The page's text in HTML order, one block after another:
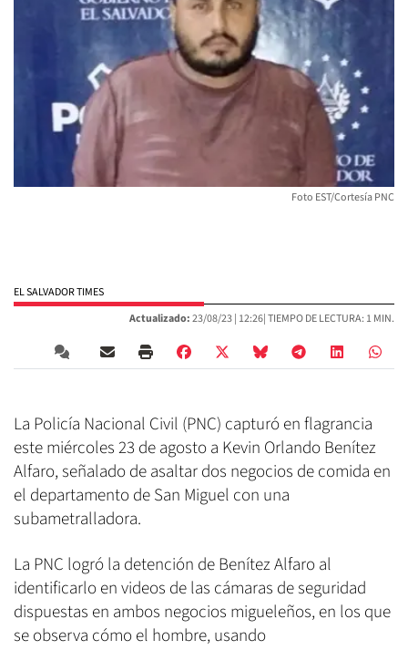
Foto EST/Cortesía PNC
EL SALVADOR TIMES
Actualizado:23/08/23 | 12:26| TIEMPO DE LECTURA: 1 MIN.
La Policía Nacional Civil (PNC) capturó en flagrancia
este miércoles 23 de agosto a Kevin Orlando Benítez
Alfaro, señalado de asaltar dos negocios de comida en
el departamento de San Miguel con una
subametralladora.
La PNC logró la detención de Benítez Alfaro al
identificarlo en videos de las cámaras de seguridad
dispuestas en ambos negocios migueleños, en los que
se observa cómo el hombre, usando